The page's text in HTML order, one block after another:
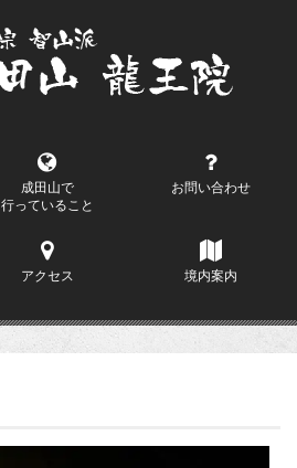
成田山で
行っていること
お問い合わせ
アクセス 境内案内